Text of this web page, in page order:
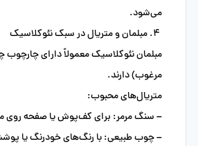
می‌شود.
مبلمان نئوکلاسیک معمولاً دارای
مرغوب) دارند.
متریال‌های محبوب:
–سنگ مرمر: برای کف‌پوش یا صفحه روی
–چوب طبیعی:با رنگ‌های خودرنگ یا